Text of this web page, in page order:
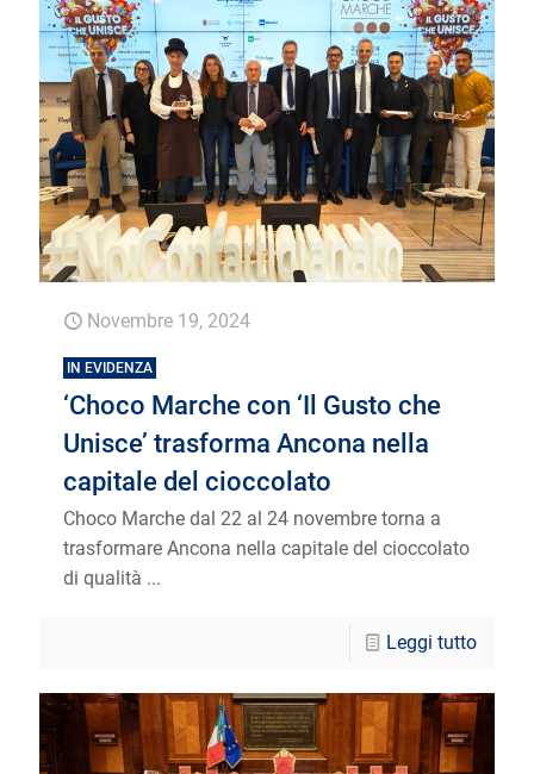
Novembre 19, 2024
IN EVIDENZA
‘Choco Marche con ‘Il Gusto che
Unisce’ trasforma Ancona nella
capitale del cioccolato
Choco Marche dal 22 al 24 novembre torna a
trasformare Ancona nella capitale del cioccolato
di qualità ...
Leggi tutto